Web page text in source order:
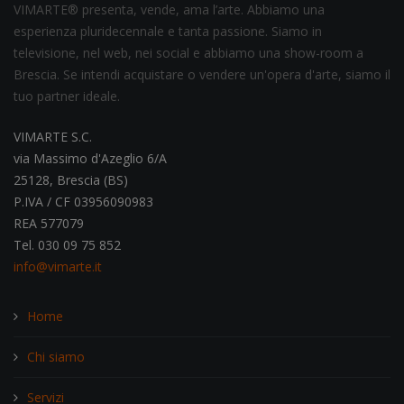
VIMARTE® presenta, vende, ama l’arte. Abbiamo una
esperienza pluridecennale e tanta passione. Siamo in
televisione, nel web, nei social e abbiamo una show-room a
Brescia. Se intendi acquistare o vendere un'opera d'arte, siamo il
tuo partner ideale.
VIMARTE S.C.
via Massimo d'Azeglio 6/A
25128, Brescia (BS)
P.IVA / CF 03956090983
REA 577079
Tel. 030 09 75 852
info@vimarte.it
Home
Chi siamo
Servizi